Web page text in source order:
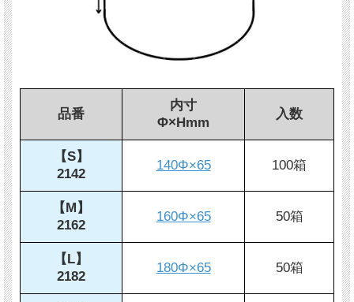
品番
内寸
Φ×Hmm
入数
【S】
2142
140Φ×65 100箱
【M】
2162
160Φ×65 50箱
【L】
2182
180Φ×65 50箱